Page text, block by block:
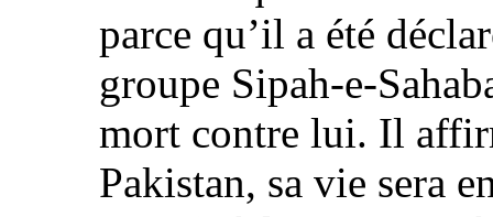
parce qu’il a été
groupe
mort contre lui. Il
Pakistan, sa vie sera